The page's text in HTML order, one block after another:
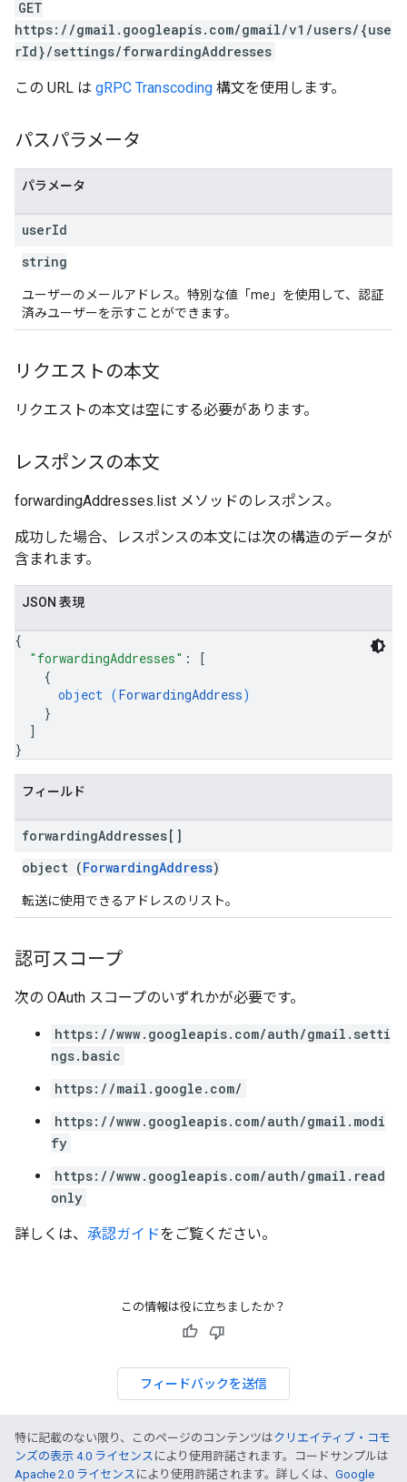
GET
https://gmail.googleapis.com/gmail/v1/users/{use
rId}/settings/forwardingAddresses
この URL は gRPC Transcoding 構文を使用します。
パスパラメータ
パラメータ
userId
string
ユーザーのメールアドレス。特別な値「me」を使用して、認証
済みユーザーを示すことができます。
リクエストの本文
リクエストの本文は空にする必要があります。
レスポンスの本文
forwardingAddresses.list メソッドのレスポンス。
成功した場合、レスポンスの本文には次の構造のデータが
含まれます。
JSON 表現
{
"forwardingAddresses" :
[
{
object (ForwardingAddress)
}
]
}
フィールド
forwardingAddresses[]
object (ForwardingAddress)
転送に使用できるアドレスのリスト。
認可スコープ
次の OAuth スコープのいずれかが必要です。
https://www.googleapis.com/auth/gmail.setti
ngs.basic
https://mail.google.com/
https://www.googleapis.com/auth/gmail.modi
fy
https://www.googleapis.com/auth/gmail.read
only
詳しくは、 承認ガイドをご覧ください。
この情報は役に立ちましたか？
フィードバックを送信
特に記載のない限り、このページのコンテンツはクリエイティブ・コモ
ンズの表示 4.0 ライセンス により使用許諾されます。コードサンプルは
Apache 2.0 ライセンス により使用許諾されます。詳しくは、 Google